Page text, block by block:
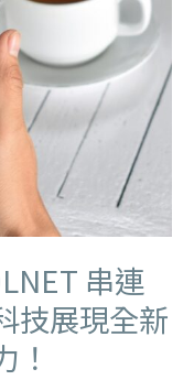
串連
技展現全新
！